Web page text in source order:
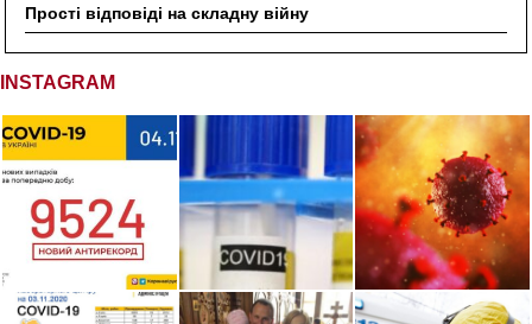
Прості відповіді на складну війну
INSTAGRAM